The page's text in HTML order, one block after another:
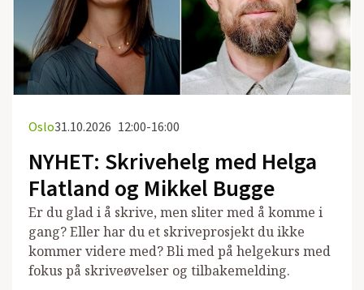
Oslo31.10.2026 12:00-16:00
NYHET: Skrivehelg med Helga
Flatland og Mikkel Bugge
Er du glad i å skrive, men sliter med å komme i
gang? Eller har du et skriveprosjekt du ikke
kommer videre med? Bli med på helgekurs med
fokus på skriveøvelser og tilbakemelding.